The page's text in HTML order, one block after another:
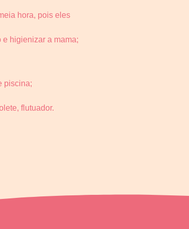
hora, pois eles
e higienizar a mama;
piscina;
flutuador.